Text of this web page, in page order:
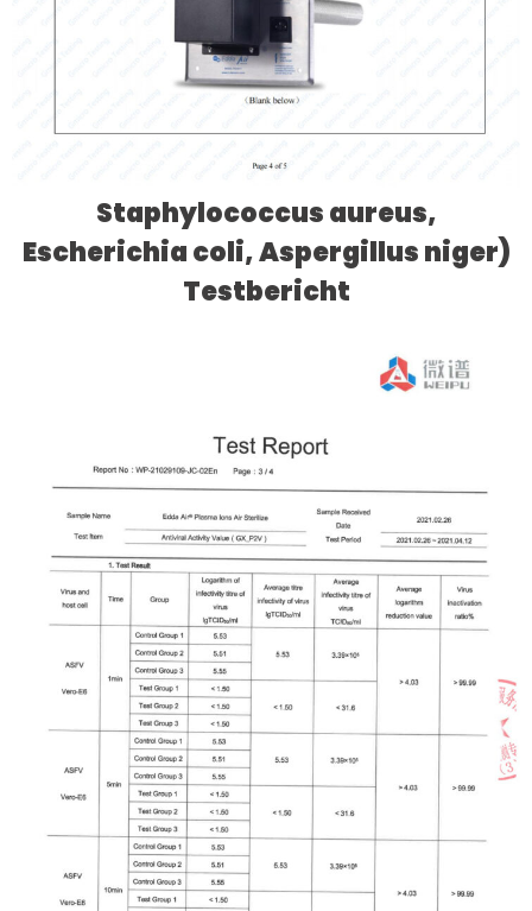
Staphylococcus aureus,
Escherichia coli, Aspergillus niger)
Testbericht